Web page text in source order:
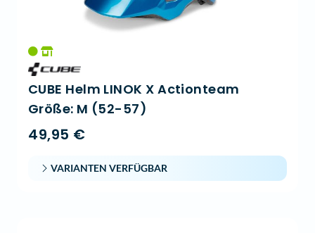
CUBE Helm LINOK X Actionteam
Größe: M (52-57)
49,95 €
VARIANTEN VERFÜGBAR